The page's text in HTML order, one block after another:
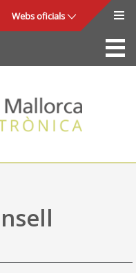
Webs oficials
La Seu
Consell de Mallorca
Accés i seguretat
Utilitats
Ajuda